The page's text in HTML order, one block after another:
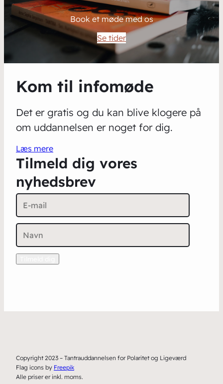
Book et møde med os
Se tider
Kom til infomøde
Det er gratis og du kan blive klogere på
om uddannelsen er noget for dig.
Læs mere
Tilmeld dig vores
nyhedsbrev
Copyright 2023 – Tantrauddannelsen for Polaritet og Ligeværd
Flag icons by Freepik
Alle priser er inkl. moms.